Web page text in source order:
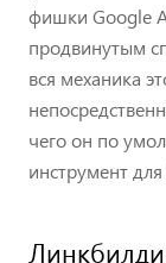
фишки Google
продвинутым
вся механика
чего он по
инструмент для